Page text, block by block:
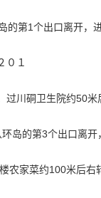
的第1个出口离开，
０１
过川硐卫生院约50米
岛的第3个出口离开
农家菜约100米后右